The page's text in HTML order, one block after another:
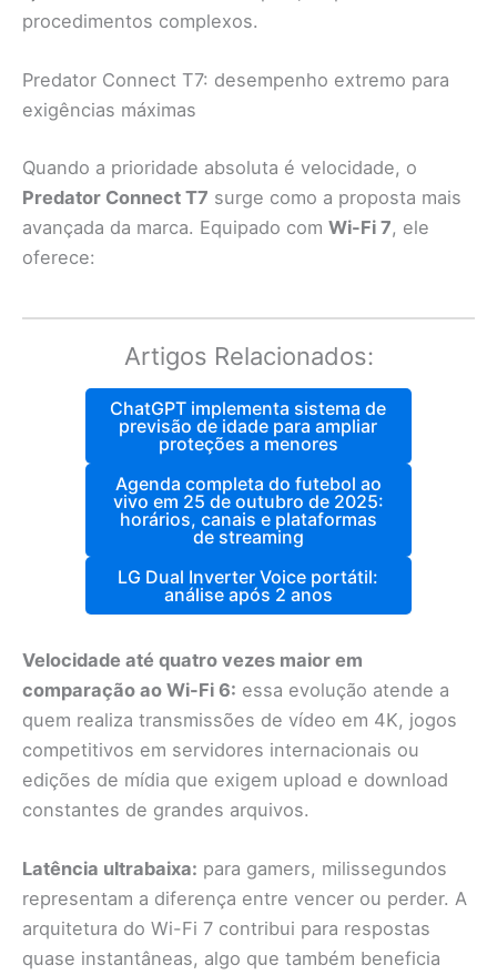
procedimentos complexos.
Predator Connect T7: desempenho extremo para
exigências máximas
Quando a prioridade absoluta é velocidade, o
Predator Connect T7 surge como a proposta mais
avançada da marca. Equipado com Wi-Fi 7, ele
oferece:
Artigos Relacionados:
ChatGPT implementa sistema de
previsão de idade para ampliar
proteções a menores
Agenda completa do futebol ao
vivo em 25 de outubro de 2025:
horários, canais e plataformas
de streaming
LG Dual Inverter Voice portátil:
análise após 2 anos
Velocidade até quatro vezes maior em
comparação ao Wi-Fi 6: essa evolução atende a
quem realiza transmissões de vídeo em 4K, jogos
competitivos em servidores internacionais ou
edições de mídia que exigem upload e download
constantes de grandes arquivos.
Latência ultrabaixa: para gamers, milissegundos
representam a diferença entre vencer ou perder. A
arquitetura do Wi-Fi 7 contribui para respostas
quase instantâneas, algo que também beneficia